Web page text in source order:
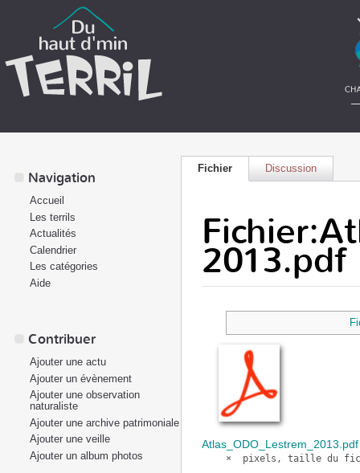
Fichier Discussion
2013.pdf
Atlas_ODO_Lestrem_2013.pdf
Navigation
Accueil
Les terrils
Actualités
Calendrier
Les catégories
Aide
Contribuer
Ajouter une actu
Ajouter un évènement
Ajouter une observation
naturaliste
Ajouter une archive patrimoniale
Ajouter une veille
Ajouter un album photos